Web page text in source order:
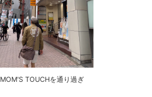
MOM'S TOUCHを通り過ぎ